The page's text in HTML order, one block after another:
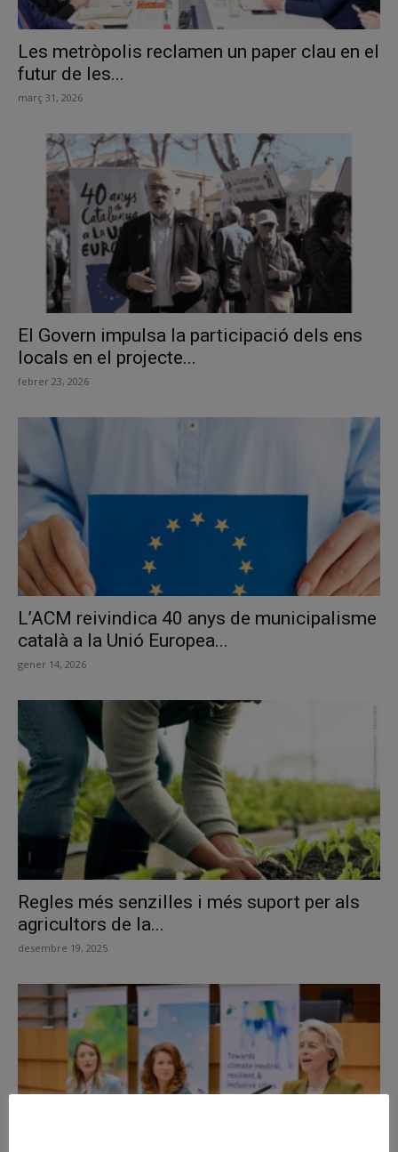
Les metròpolis reclamen un paper clau en el
futur de les...
març 31, 2026
El Govern impulsa la participació dels ens
locals en el projecte...
febrer 23, 2026
L’ACM reivindica 40 anys de municipalisme
català a la Unió Europea...
gener 14, 2026
Regles més senzilles i més suport per als
agricultors de la...
desembre 19, 2025